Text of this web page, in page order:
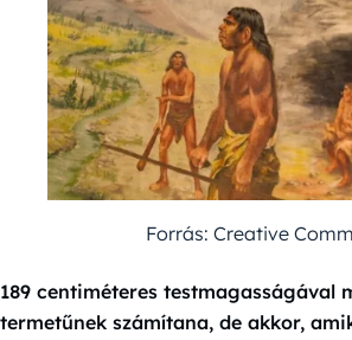
Forrás: Creative
189 centiméteres testmagasságával
termetűnek számítana, de akkor,